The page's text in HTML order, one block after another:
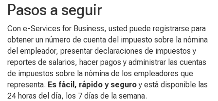
Pasos a seguir
Con e-Services for Business, usted puede registrarse para
obtener un número de cuenta del impuesto sobre la nómina
del empleador, presentar declaraciones de impuestos y
reportes de salarios, hacer pagos y administrar las cuentas
de impuestos sobre la nómina de los empleadores que
representa. Es fácil, rápido y seguroy está disponible las
24 horas del día, los 7 días de la semana.